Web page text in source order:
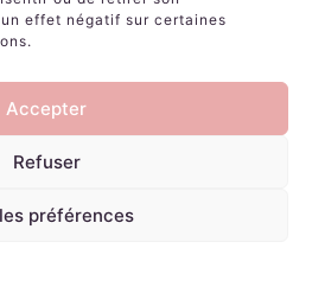
effet négatif sur certaines
Accepter
Refuser
préférences